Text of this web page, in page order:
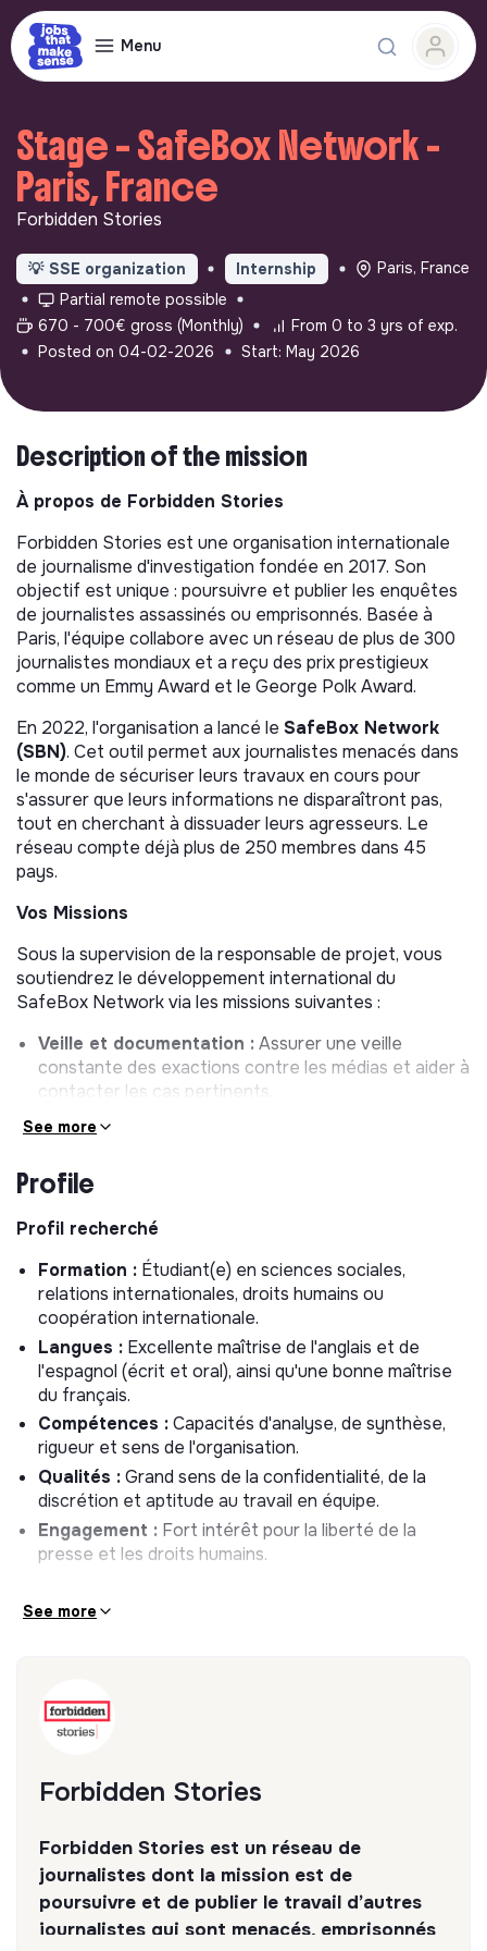
Menu
Stage – SafeBox Network -
Paris, France
Forbidden Stories
💡 SSE organization Internship
Paris, France
Partial remote possible
670 - 700€ gross (Monthly)
From 0 to 3 yrs of exp.
Posted on 04-02-2026
Start: May 2026
Description of the mission
À propos de Forbidden Stories
Forbidden Stories est une organisation internationale
de journalisme d'investigation fondée en 2017. Son
objectif est unique : poursuivre et publier les enquêtes
de journalistes assassinés ou emprisonnés. Basée à
Paris, l'équipe collabore avec un réseau de plus de 300
journalistes mondiaux et a reçu des prix prestigieux
comme un Emmy Award et le George Polk Award.
En 2022, l'organisation a lancé le SafeBox Network
(SBN). Cet outil permet aux journalistes menacés dans
le monde de sécuriser leurs travaux en cours pour
s'assurer que leurs informations ne disparaîtront pas,
tout en cherchant à dissuader leurs agresseurs. Le
réseau compte déjà plus de 250 membres dans 45
pays.
Vos Missions
Sous la supervision de la responsable de projet, vous
soutiendrez le développement international du
SafeBox Network via les missions suivantes :
Veille et documentation :Assurer une veille
constante des exactions contre les médias et aider à
contacter les cas pertinents.
Recherche :
identifiés.
Rédaction :
stratégiques sur la situation de la liberté de la presse
Cartographie :Aider à identifier les ressources
disponibles pour les journalistes en danger (manuels
de sécurité, helplines, etc.).
Communication :Participer au suivi des
communications du SBN et à la mise à jour des
supports (présentations, brochures, kits de
communication).
Évaluation :Appuyer le suivi et l’évaluation des
résultats du réseau.
Conditions du stage
Durée :3 à 6 mois.
Lieu :Paris, avec télétravail possible (2 jours par
See more
Profile
Profil recherché
Formation : Étudiant(e) en sciences sociales,
relations internationales, droits humains ou
coopération internationale.
Langues : Excellente maîtrise de l'anglais et de
l'espagnol (écrit et oral), ainsi qu'une bonne maîtrise
du français.
Compétences :Capacités d'analyse, de synthèse,
rigueur et sens de l'organisation.
Qualités :Grand sens de la confidentialité, de la
discrétion et aptitude au travail en équipe.
Engagement : Fort intérêt pour la liberté de la
presse et les droits humains.
See more
Forbidden Stories
Forbidden Stories est un réseau de
journalistes dont la mission est de
poursuivre et de publier le travail d’autres
journalistes qui sont menacés, emprisonnés